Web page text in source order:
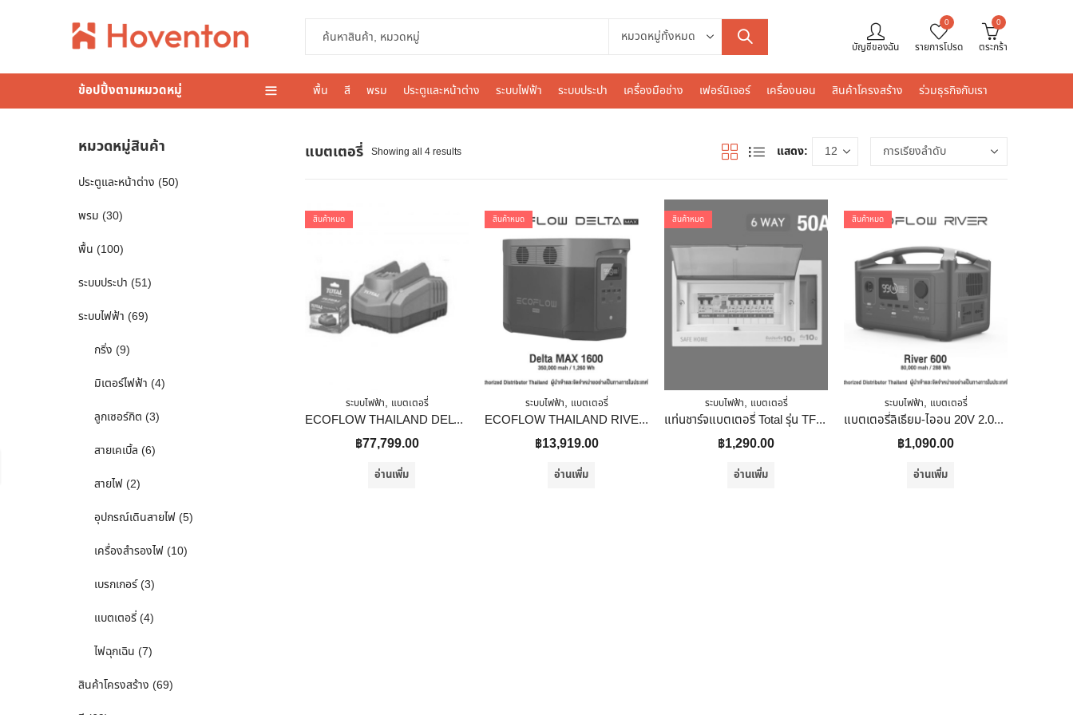
บัญชีของฉัน
0
รายการโปรด
0
ตระกร้า
ข้อปปิ้งตามหมวดหมู่ พื้น สี พรม ประตูและหน้าต่าง ระบบไฟฟ้า ระบบประปา เครื่องมือช่าง เฟอร์นิเจอร์ เครื่องนอน สินค้าโครงสร้าง ร่วมธุรกิจกับเรา
แบตเตอรี่ Showing all 4 results แสดง:
สินค้าหมด
ระบบไฟฟ้า, แบตเตอรี่
ECOFLOW THAILAND DELTA MAX 1600 POWER STATION แบตเตอรี่สำรองพกพา ขนาด 2016Wh สีดำ ECOFLOW BLACK 3600W
฿77,799.00
อ่านเพิ่ม
สินค้าหมด
ระบบไฟฟ้า, แบตเตอรี่
ECOFLOW THAILAND RIVER 600 POWER STATION แบตเตอรี่สำรอง สีดำ
฿13,919.00
อ่านเพิ่ม
สินค้าหมด
ระบบไฟฟ้า, แบตเตอรี่
แท่นชาร์จแบตเตอรี่ Total รุ่น TFCLI2001
฿1,290.00
อ่านเพิ่ม
สินค้าหมด
ระบบไฟฟ้า, แบตเตอรี่
แบตเตอรี่ลิเธียม-ไออน 20V 2.0Ah Total รุ่น TFBLI2001 สีเขียว
฿1,090.00
อ่านเพิ่ม
หมวดหมู่สินค้า
ประตูและหน้าต่าง (50)
พรม (30)
พื้น (100)
ระบบประปา (51)
ระบบไฟฟ้า (69)
กริ่ง (9)
มิเตอร์ไฟฟ้า (4)
ลูกเซอร์กิต (3)
สายเคเบิ้ล (6)
สายไฟ (2)
อุปกรณ์เดินสายไฟ (5)
เครื่องสำรองไฟ (10)
เบรกเกอร์ (3)
แบตเตอรี่ (4)
ไฟฉุกเฉิน (7)
สินค้าโครงสร้าง (69)